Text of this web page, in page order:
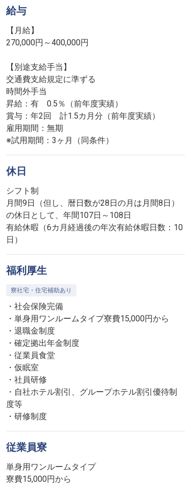
給与
【月給】
270,000円～400,000円
【別途支給手当】
交通費支給規定に準ずる
時間外手当
昇給：有 0.5％（前年度実績）
賞与：年2回 計1.5カ月分（前年度実績）
雇用期間：無期
※試用期間：3ヶ月（同条件）
休日
シフト制
月間9日（但し、暦日数が28日の月は月間8日）
の休日として、年間107日～108日
有給休暇（6カ月経過後の年次有給休暇日数：10
日）
福利厚生
寮社宅・住宅補助あり
・社会保険完備
・単身用ワンルームタイプ寮費15,000円から
・退職金制度
・確定拠出年金制度
・従業員食堂
・仮眠室
・社員研修
・自社ホテル割引、グループホテル割引優待制
度等
・研修制度
従業員寮
単身用ワンルームタイプ
寮費15,000円から